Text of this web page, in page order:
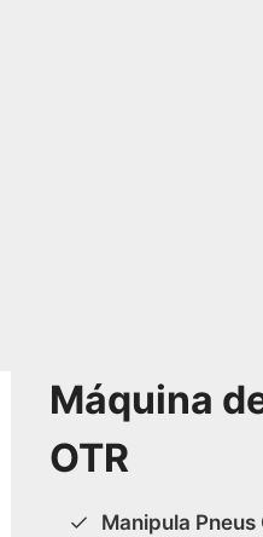
Máquina
OTR
Manipula